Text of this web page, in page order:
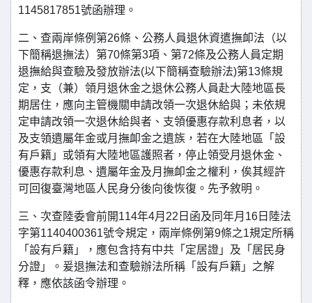
1145817851號函辦理。
二、查兩岸條例第26條、公務人員退休資遣撫卹法（以
下簡稱退撫法）第70條第3項、第72條及公務人員定期
退撫給與查驗及發放辦法(以下簡稱查驗辦法)第13條規
定，支（兼）領月退休金之退休公務人員赴大陸地區長
期居住，應向主管機關申請改領一次退休給與；未依規
定申請改領一次退休給與者、支領優惠存款利息者，以
及支領遺屬年金或月撫卹金之遺族，若在大陸地區「設
有戶籍」或領有大陸地區護照者，停止領受月退休金、
優惠存款利息、遺屬年金及月撫卹金之權利，俟其經許
可回復臺灣地區人民身分後向後恢復。先予敘明。
三、次查陸委會前開114年4月22日函及同年月16日陸法
字第1140400361號令規定，兩岸條例第9條之1規定所稱
「設有戶籍」，應包含持有中共「定居證」及「居民身
分證」。爰退撫法和查驗辦法所稱「設有戶籍」之解
釋，應依該函令辦理。